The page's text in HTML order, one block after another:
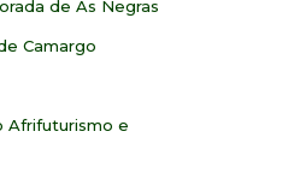
de As Negras
Camargo
Afrifuturismo e